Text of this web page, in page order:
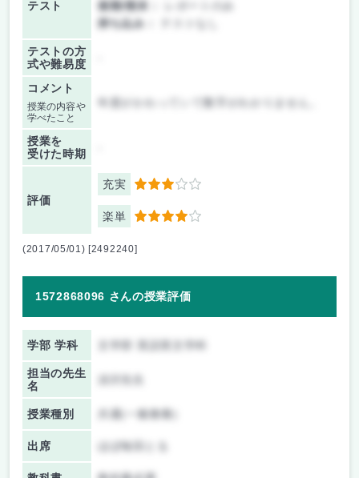
テスト
後期/期末：
持ち込み：
テストの方
式や難易度
コメント
授業の内容や
学べたこと
授業を
受けた時期
評価
充実 3
楽単 4
(2017/05/01) [2492240]
1572868096 さんの授業評価
学部 学科
担当の先生
名
授業種別 共通(一般教養)
出席 ほぼ毎回とる